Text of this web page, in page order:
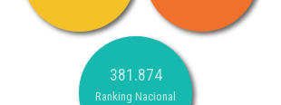
381.874
Ranking Nacional